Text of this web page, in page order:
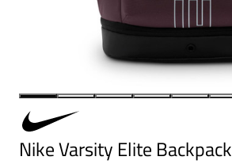
Nike Varsity Elite Backpack